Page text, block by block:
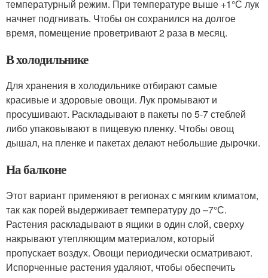
температурный режим. При температуре выше +1°С лук
начнет подгнивать. Чтобы он сохранился на долгое
время, помещение проветривают 2 раза в месяц.
В холодильнике
Для хранения в холодильнике отбирают самые
красивые и здоровые овощи. Лук промывают и
просушивают. Раскладывают в пакеты по 5-7 стеблей
либо упаковывают в пищевую пленку. Чтобы овощ
дышал, на пленке и пакетах делают небольшие дырочки.
На балконе
Этот вариант применяют в регионах с мягким климатом,
так как порей выдерживает температуру до –7°С.
Растения раскладывают в ящики в один слой, сверху
накрывают утепляющим материалом, который
пропускает воздух. Овощи периодически осматривают.
Испорченные растения удаляют, чтобы обеспечить